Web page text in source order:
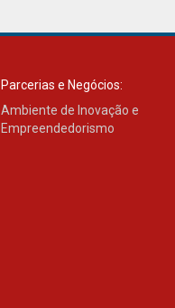
Parcerias e Negócios:
Ambiente de Inovação e
Empreendedorismo